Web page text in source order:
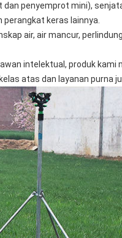
penyemprot mini),
keras lainnya.
air, air mancur,
intelektual, produk
atas dan layanan purna